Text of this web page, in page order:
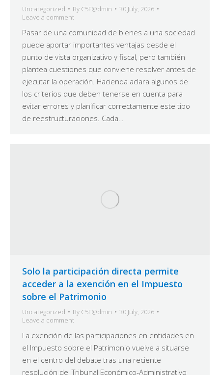
Uncategorized By C5F@dmin
30 July, 2026
Leave a comment
Pasar de una comunidad de bienes a una sociedad
puede aportar importantes ventajas desde el
punto de vista organizativo y fiscal, pero también
plantea cuestiones que conviene resolver antes de
ejecutar la operación. Hacienda aclara algunos de
los criterios que deben tenerse en cuenta para
evitar errores y planificar correctamente este tipo
de reestructuraciones. Cada…
Solo la participación directa permite
acceder a la exención en el Impuesto
sobre el Patrimonio
Uncategorized By C5F@dmin
30 July, 2026
Leave a comment
La exención de las participaciones en entidades en
el Impuesto sobre el Patrimonio vuelve a situarse
en el centro del debate tras una reciente
resolución del Tribunal Económico-Administrativo